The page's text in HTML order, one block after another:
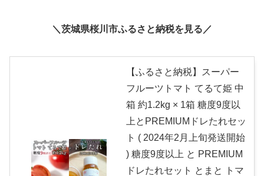
＼茨城県桜川市ふるさと納税を見る／
【ふるさと納税】スーパー
フルーツトマト てるて姫 中
箱 約1.2kg × 1箱 糖度9度以
上とPREMIUMドレたれセッ
ト ( 2024年2月上旬発送開始
) 糖度9度以上 と PREMIUM
ドレたれセット とまと トマ